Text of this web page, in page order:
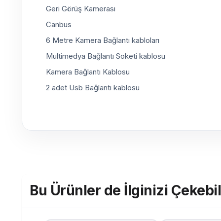
Geri Görüş Kamerası
Canbus
6 Metre Kamera Bağlantı kabloları
Multimedya Bağlantı Soketi kablosu
Kamera Bağlantı Kablosu
2 adet Usb Bağlantı kablosu
Bu Ürünler de İlginizi